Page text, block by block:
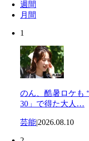
週間
月間
1
のん、酷暑ロケも
30」で得た大人…
芸能|2026.08.10